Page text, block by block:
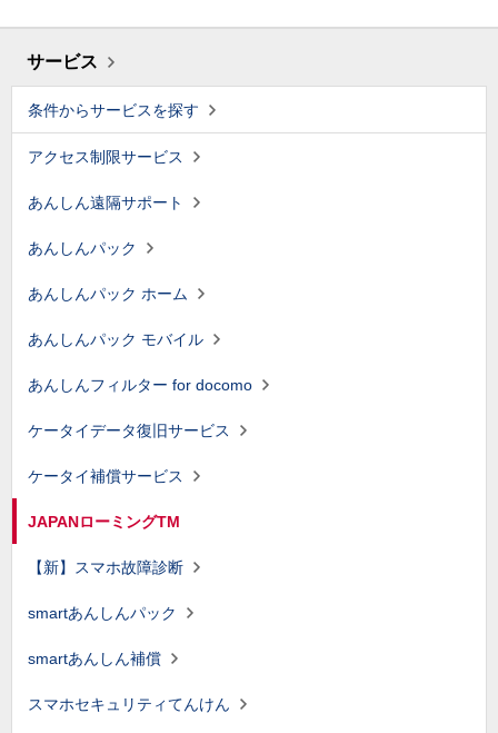
サービス
条件からサービスを探す
アクセス制限サービス
あんしん遠隔サポート
あんしんパック
あんしんパック ホーム
あんしんパック モバイル
あんしんフィルター for docomo
ケータイデータ復旧サービス
ケータイ補償サービス
JAPANローミングTM
【新】スマホ故障診断
smartあんしんパック
smartあんしん補償
スマホセキュリティてんけん